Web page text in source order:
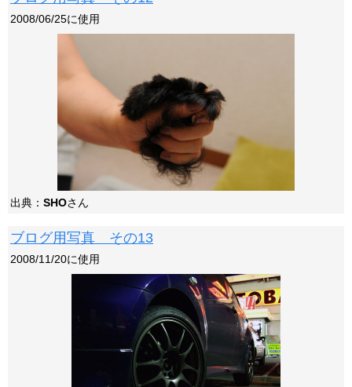
2008/06/25に使用
出典： SHOさん
ブログ用写真 その13
2008/11/20に使用